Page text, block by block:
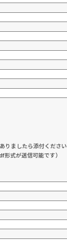
ましたら添付ください
式が送信可能です）